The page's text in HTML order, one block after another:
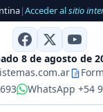
|Acceder alsitio
8 de agosto de
WhatsApp +54